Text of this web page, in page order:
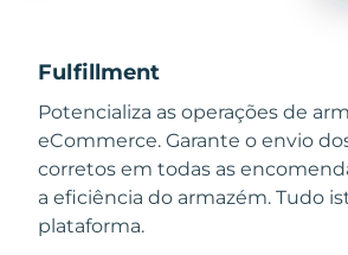
Fulfillment
Potencializa as operações de
eCommerce. Garante o envio
corretos em todas as
a eficiência do armazém. Tudo
plataforma.